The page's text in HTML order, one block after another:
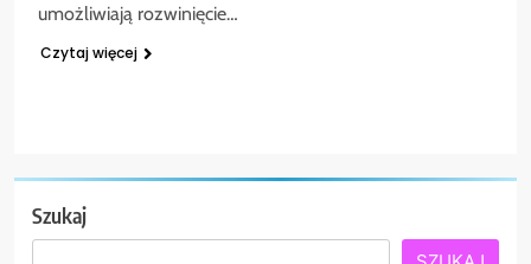
umożliwiają rozwinięcie…
Czytaj więcej
Szukaj